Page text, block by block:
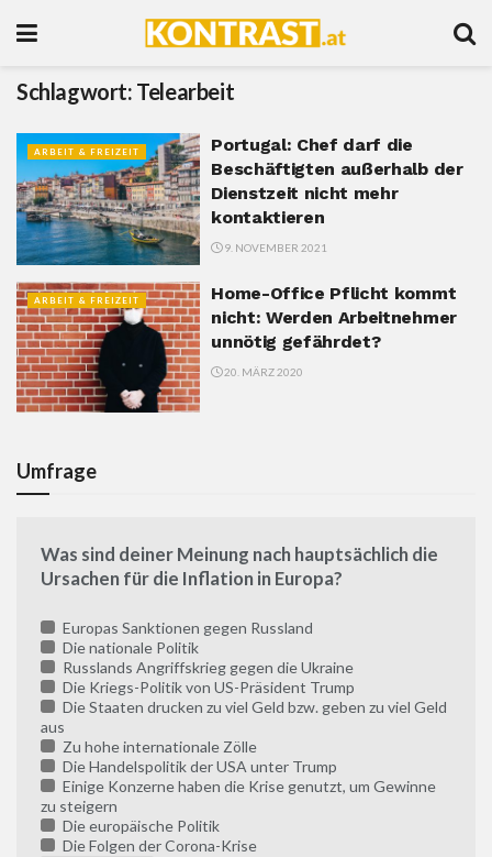
Schlagwort: Telearbeit
ARBEIT & FREIZEIT
Portugal: Chef darf die
Beschäftigten außerhalb der
Dienstzeit nicht mehr
kontaktieren
9. NOVEMBER 2021
ARBEIT & FREIZEIT
Home-Office Pflicht kommt
nicht: Werden Arbeitnehmer
unnötig gefährdet?
20. MÄRZ 2020
Umfrage
Was sind deiner Meinung nach hauptsächlich die
Ursachen für die Inflation in Europa?
Europas Sanktionen gegen Russland
Die nationale Politik
Russlands Angriffskrieg gegen die Ukraine
Die Kriegs-Politik von US-Präsident Trump
Die Staaten drucken zu viel Geld bzw. geben zu viel Geld
aus
Zu hohe internationale Zölle
Die Handelspolitik der USA unter Trump
Einige Konzerne haben die Krise genutzt, um Gewinne
zu steigern
Die europäische Politik
Die Folgen der Corona-Krise